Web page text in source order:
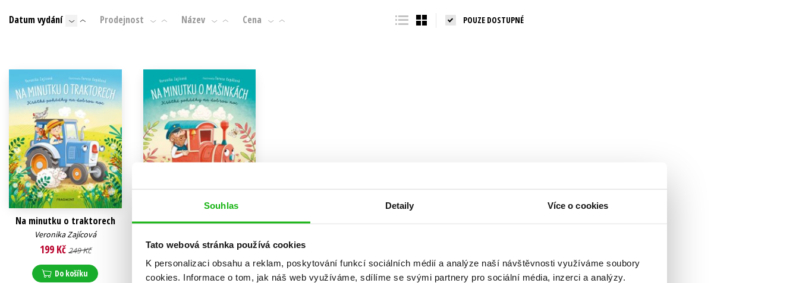
Souhlas Detaily Více o cookies
Tato webová stránka používá cookies
K personalizaci obsahu a reklam, poskytování funkcí sociálních médií a analýze naší návštěvnosti využíváme soubory
cookies. Informace o tom, jak náš web využíváme, sdílíme se svými partnery pro sociální média, inzerci a analýzy.
Beletrie pro děti
Byznys a ekonomie
Jazyky
Komiks
Populárně - naučné pro děti
Young adult (SK)
Datum vydání Prodejnost Název Cena POUZE DOSTUPNÉ
Na minutku o traktorech
Veronika Zajícová
199 Kč 249 Kč
Do košíku
Na minutku o mašinkách
199 Kč249 Kč
Do košíku